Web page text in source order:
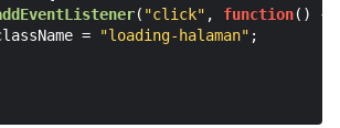
( "click" , function( ) {
= "loading-halaman" ;